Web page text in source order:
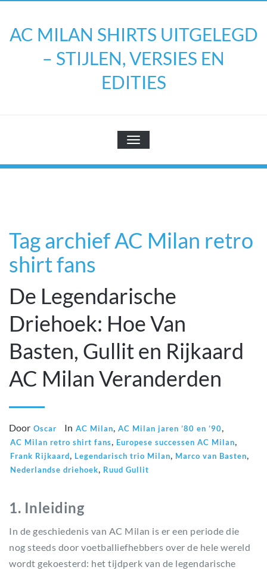
inhoud
AC MILAN SHIRTS UITGELEGD
– STIJLEN, VERSIES EN
EDITIES
TOGGLE NAVIGATIE
Tag archief AC Milan retro
shirt fans
De Legendarische
Driehoek: Hoe Van
Basten, Gullit en Rijkaard
AC Milan Veranderden
Door Oscar In AC Milan, AC Milan jaren ’80 en ’90,
AC Milan retro shirt fans, Europese successen AC Milan,
Frank Rijkaard, Legendarisch trio Milan, Marco van Basten,
Nederlandse driehoek, Ruud Gullit
1. Inleiding
In de geschiedenis van AC Milan is er een periode die
nog steeds door voetballiefhebbers over de hele wereld
wordt gekoesterd: het tijdperk van de legendarische